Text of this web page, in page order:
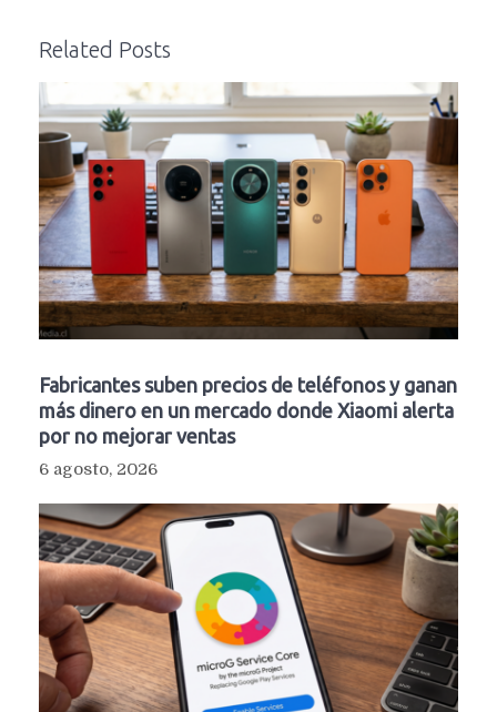
Related Posts
Fabricantes suben precios de teléfonos y ganan
más dinero en un mercado donde Xiaomi alerta
por no mejorar ventas
6 agosto, 2026